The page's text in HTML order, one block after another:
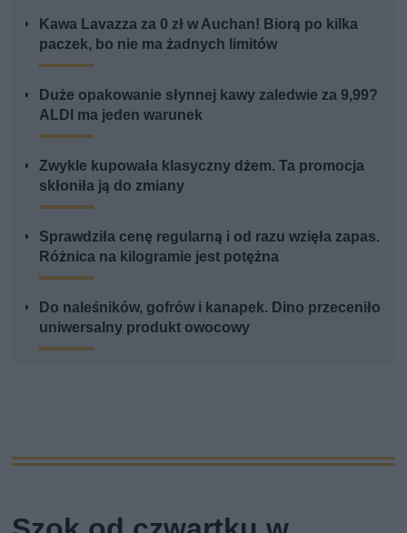
Kawa Lavazza za 0 zł w Auchan! Biorą po kilka
paczek, bo nie ma żadnych limitów
Duże opakowanie słynnej kawy zaledwie za 9,99?
ALDI ma jeden warunek
Zwykle kupowała klasyczny dżem. Ta promocja
skłoniła ją do zmiany
Sprawdziła cenę regularną i od razu wzięła zapas.
Różnica na kilogramie jest potężna
Do naleśników, gofrów i kanapek. Dino przeceniło
uniwersalny produkt owocowy